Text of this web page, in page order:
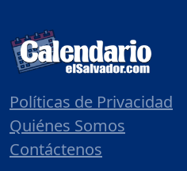
Políticas de Privacidad
Quiénes Somos
Contáctenos